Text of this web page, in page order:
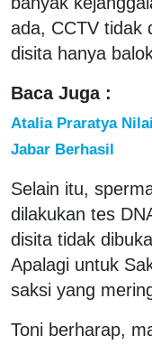
ada, CCTV tidak
disita hanya
Baca Juga :
Atalia Praratya
Jabar Berhasil
Selain itu,
dilakukan tes
disita tidak
Apalagi untuk
saksi yang
Toni berharap,